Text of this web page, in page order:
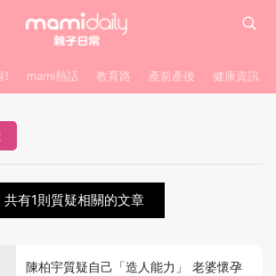
! mami熱話 教育路 產前產後 健康資訊
有1則質疑相關的文章
陳柏宇質疑自己「造人能力」 老婆懷孕